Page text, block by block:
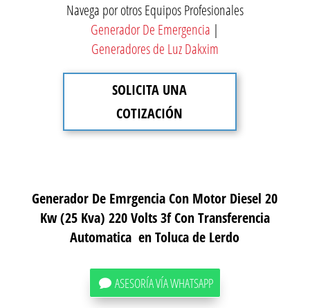
Navega por otros Equipos Profesionales
Generador De Emergencia |
Generadores de Luz Dakxim
SOLICITA UNA
COTIZACIÓN
Generador De Emrgencia Con Motor Diesel 20
Kw (25 Kva) 220 Volts 3f Con Transferencia
Automatica en Toluca de Lerdo
ASESORÍA VÍA WHATSAPP